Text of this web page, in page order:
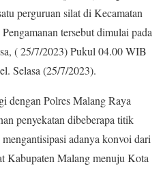
perguruan silat di Kecamatan
tersebut dimulai pada
( 25/7/2023) Pukul 04.00 WIB
Selasa (25/7/2023).
dengan Polres Malang Raya
penyekatan dibeberapa titik
adanya konvoi dari
Kabupaten Malang menuju Kota